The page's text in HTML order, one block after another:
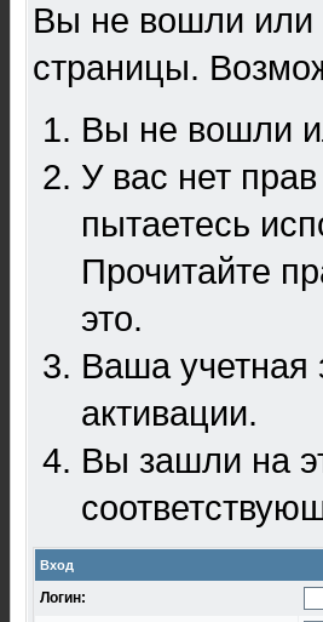
Вы не вошли или
страницы.
Вы не вошли
У вас нет
пытаетесь
Прочитайте
это.
Ваша учетная
активации.
Вы зашли на
Вход
Логин: